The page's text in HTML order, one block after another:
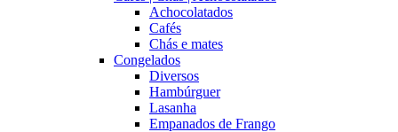
Achocolatados
Cafés
Chás e mates
Congelados
Diversos
Hambúrguer
Lasanha
Empanados de Frango